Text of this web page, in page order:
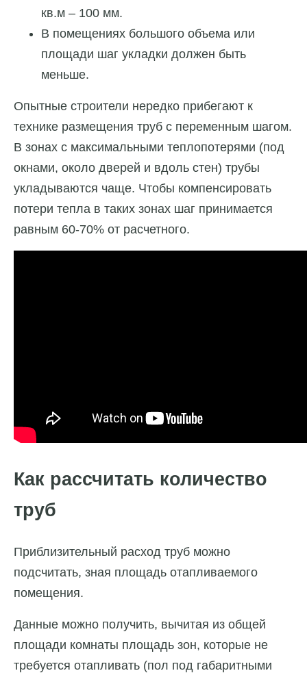
кв.м – 100 мм.
В помещениях большого объема или
площади шаг укладки должен быть
меньше.
Опытные строители нередко прибегают к
технике размещения труб с переменным шагом.
В зонах с максимальными теплопотерями (под
окнами, около дверей и вдоль стен) трубы
укладываются чаще. Чтобы компенсировать
потери тепла в таких зонах шаг принимается
равным 60-70% от расчетного.
Как рассчитать количество
труб
Приблизительный расход труб можно
подсчитать, зная площадь отапливаемого
помещения.
Данные можно получить, вычитая из общей
площади комнаты площадь зон, которые не
требуется отапливать (пол под габаритными